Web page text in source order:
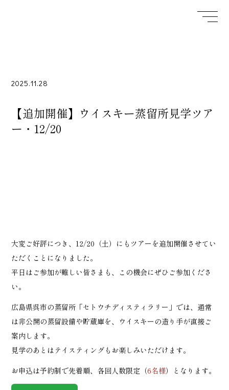
2025.11.28
【追加開催】ウイスキー蒸留所見学ツア
ー・12/20
大変ご好評につき、12/20（土）にもツアーを追加開催させてい
ただくことになりました。
平日はご参加が難しい皆さまも、この機会にぜひご参加くださ
い。
広島県呉市の蒸留所「セトウチディスティラリー」では、通常
は非公開の蒸留設備や貯蔵庫を、ウイスキーの造り手が直接ご
案内します。
見学のあとはテイスティングもお楽しみいただけます。
お申込は予約制で先着順、各回人数限定（6名様）となります。